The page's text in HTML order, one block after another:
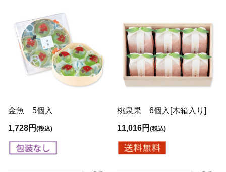
金魚 5個入
1,728円(税込)
桃泉果 6個入[木箱入り]
11,016円(税込)